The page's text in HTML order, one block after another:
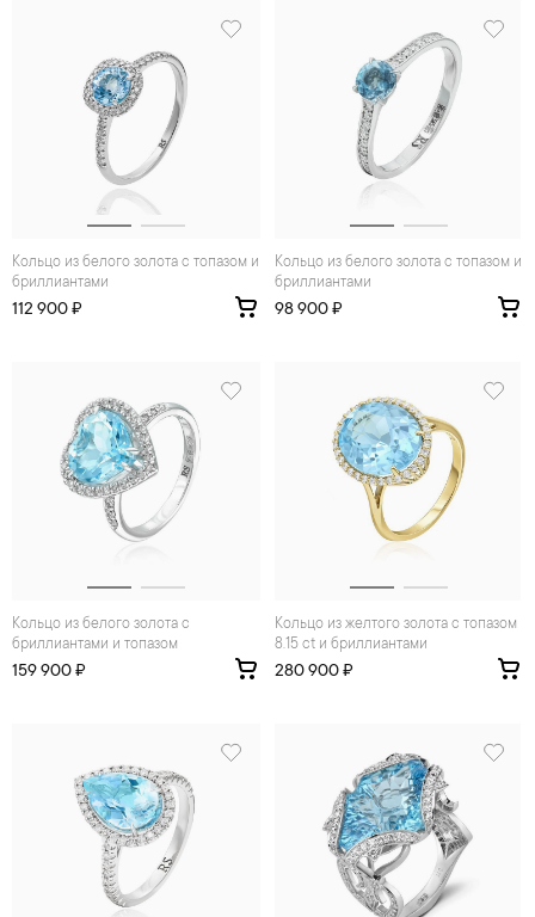
Кольцо из белого золота с топазом и
бриллиантами
112 900 ₽
Кольцо из белого золота с топазом и
бриллиантами
98 900 ₽
Кольцо из белого золота с
бриллиантами и топазом
159 900 ₽
Кольцо из желтого золота с топазом
8.15 ct и бриллиантами
280 900 ₽